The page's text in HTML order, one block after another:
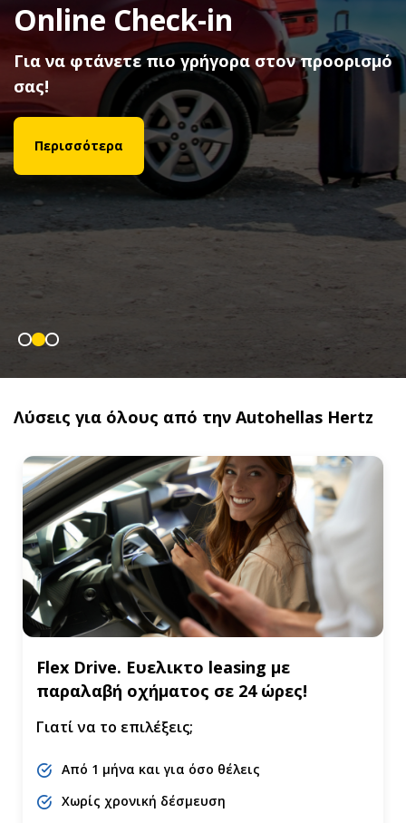
Olympic Air
Με κάθε ενοικίαση κερδίστε Miles+Bonus
μίλια εξαργύρωσης!
Λύσεις για όλους από την Autohellas Hertz
Flex Drive. Ευελικτο leasing με
παραλαβή οχήματος σε 24 ώρες!
Γιατί να το επιλέξεις;
Από 1 μήνα και για όσο θέλεις
Χωρίς χρονική δέσμευση